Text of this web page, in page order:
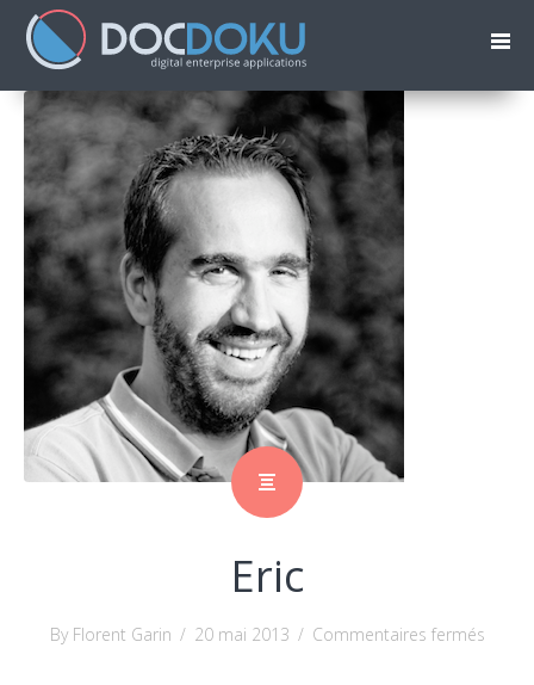
Eric
By Florent Garin / 20 mai 2013 / Commentaires ferméssur